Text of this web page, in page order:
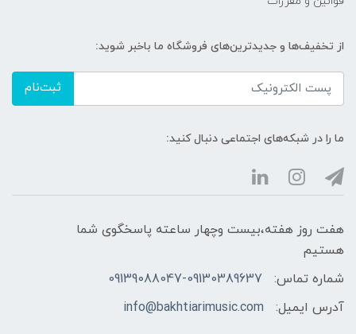
از تخفیف‌ها و جدیدترین‌های فروشگاه ما باخبر شوید:
ثبت‌نام
ما را در شبکه‌های اجتماعی دنبال کنید:
هفت روز هفته،بیست وچهار ساعته پاسخگوی شما
هستیم
شماره تماس:
09139088047-09130389637
آدرس ایمیل:
info@bakhtiarimusic.com